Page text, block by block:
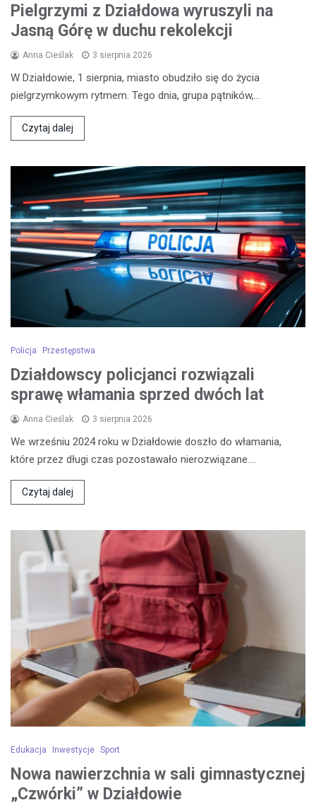
Pielgrzymi z Działdowa wyruszyli na
Jasną Górę w duchu rekolekcji
Anna Cieślak 3 sierpnia 2026
W Działdowie, 1 sierpnia, miasto obudziło się do życia
pielgrzymkowym rytmem. Tego dnia, grupa pątników,…
Czytaj dalej
Policja Przestępstwa
Działdowscy policjanci rozwiązali
sprawę włamania sprzed dwóch lat
Anna Cieślak 3 sierpnia 2026
We wrześniu 2024 roku w Działdowie doszło do włamania,
które przez długi czas pozostawało nierozwiązane.…
Czytaj dalej
Edukacja Inwestycje Sport
Nowa nawierzchnia w sali gimnastycznej
„Czwórki” w Działdowie